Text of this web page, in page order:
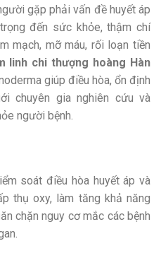
gặp phải vấn đề huyết áp
đến sức khỏe, thậm chí
mạch, mỡ máu, rối loạn tiền
linh chi thượng hoàng Hàn
giúp điều hòa, ổn định
chuyên gia nghiên cứu và
người bệnh.
soát điều hòa huyết áp và
thụ oxy, làm tăng khả năng
chặn nguy cơ mắc các bệnh